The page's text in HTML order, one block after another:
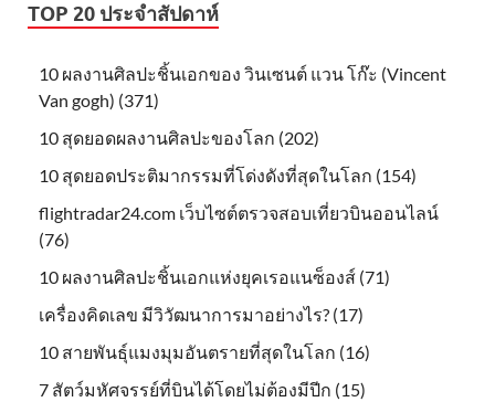
TOP 20 ประจำสัปดาห์
10 ผลงานศิลปะชิ้นเอกของ วินเซนต์ แวน โก๊ะ (Vincent
Van gogh) (371)
10 สุดยอดผลงานศิลปะของโลก (202)
10 สุดยอดประติมากรรมที่โด่งดังที่สุดในโลก (154)
flightradar24.com เว็บไซต์ตรวจสอบเที่ยวบินออนไลน์
(76)
10 ผลงานศิลปะชิ้นเอกแห่งยุคเรอแนซ็องส์ (71)
เครื่องคิดเลข มีวิวัฒนาการมาอย่างไร? (17)
10 สายพันธุ์แมงมุมอันตรายที่สุดในโลก (16)
7 สัตว์มหัศจรรย์ที่บินได้โดยไม่ต้องมีปีก (15)